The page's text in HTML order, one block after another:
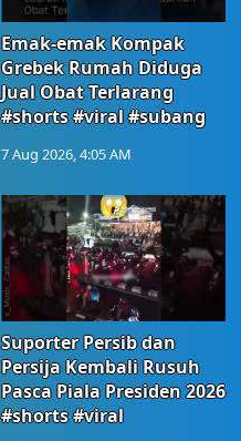
Emak-emak Kompak
Grebek Rumah Diduga
Jual Obat Terlarang
#shorts #viral #subang
7 Aug 2026, 4:05 AM
Suporter Persib dan
Persija Kembali Rusuh
Pasca Piala Presiden 2026
#shorts #viral